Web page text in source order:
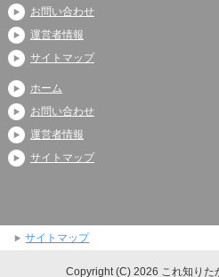
お問い合わせ
運営者情報
サイトマップ
ホーム
お問い合わせ
運営者情報
サイトマップ
サイトマップ
Copyright (C) 2026 これ知りた